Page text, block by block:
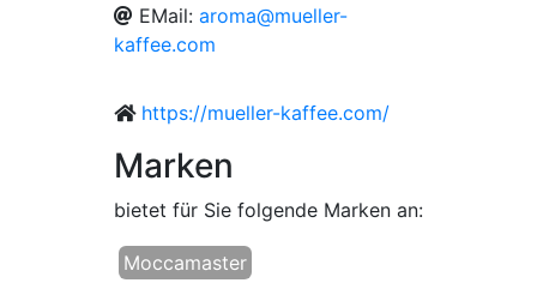
EMail: aroma@mueller-
kaffee.com
https://mueller-kaffee.com/
Marken
bietet für Sie folgende Marken an:
Moccamaster